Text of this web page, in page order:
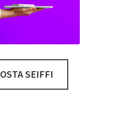
OSTA SEIFFI